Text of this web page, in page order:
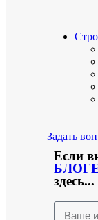
Задать
Если
здесь...